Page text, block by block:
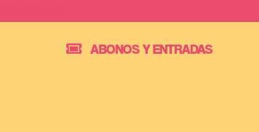
contenidoABONOS Y ENTRADAS